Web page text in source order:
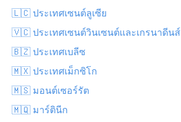
🇱🇨 ประเทศเซนต์ลูเซีย
🇻🇨 ประเทศเซนต์วินเซนต์และเกรนาดีนส์
🇧🇿 ประเทศเบลีซ
🇲🇽 ประเทศเม็กซิโก
🇲🇸 มอนต์เซอร์รัต
🇲🇶 มาร์ตินีก